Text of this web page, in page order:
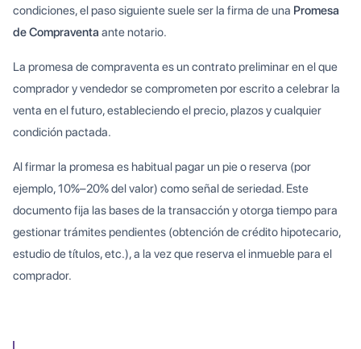
condiciones, el paso siguiente suele ser la firma de una Promesa
de Compraventa ante notario.
La promesa de compraventa es un contrato preliminar en el que
comprador y vendedor se comprometen por escrito a celebrar la
venta en el futuro, estableciendo el precio, plazos y cualquier
condición pactada.
Al firmar la promesa es habitual pagar un pie o reserva (por
ejemplo, 10%–20% del valor) como señal de seriedad. Este
documento fija las bases de la transacción y otorga tiempo para
gestionar trámites pendientes (obtención de crédito hipotecario,
estudio de títulos, etc.), a la vez que reserva el inmueble para el
comprador.